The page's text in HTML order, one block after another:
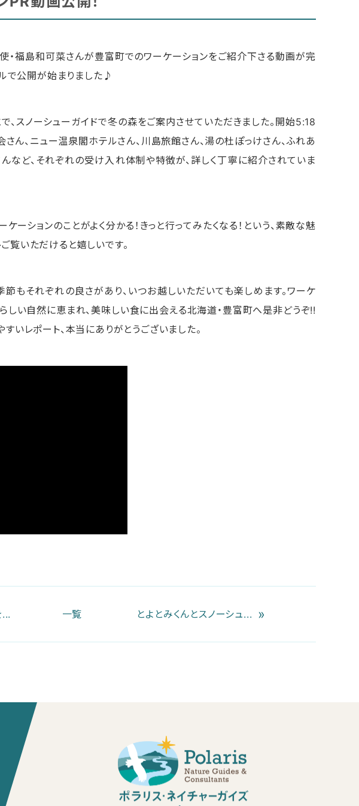
福島和可菜さんが豊富町でのワーケーションをご紹介下さる動画が完
で公開が始まりました♪
、スノーシューガイドで冬の森をご案内させていただきました。開始5:18
ん、ニュー温泉閣ホテルさん、川島旅館さん、湯の杜ぽっけさん、ふれあ
んなど、それぞれの受け入れ体制や特徴が、詳しく丁寧に紹介されていま
ーションのことがよく分かる！きっと行ってみたくなる！という、素敵な魅
覧いただけると嬉しいです。
節もそれぞれの良さがあり、いつお越しいただいても楽しめます。ワーケ
しい自然に恵まれ、美味しい食に出会える北海道・豊富町へ是非どうぞ!!
いレポート、本当にありがとうございました。
一覧 とよとみくんとスノーシュ... »